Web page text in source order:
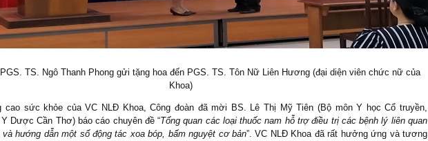
TS. Ngô Thanh Phong gửi tặng hoa đến PGS. TS. Tôn Nữ Liên Hương (đại diện viên chức nữ của
Khoa)
cao sức khỏe của VC NLĐ Khoa, Công đoàn đã mời BS. Lê Thị Mỹ Tiên (Bộ môn Y học Cổ truyền,
Dược Cần Thơ) báo cáo chuyên đề “Tổng quan các loại thuốc nam hỗ trợ điều trị các bệnh lý liên quan
và hướng dẫn một số động tác xoa bóp, bấm nguyệt cơ bản”. VC NLĐ Khoa đã rất hưởng ứng và tương